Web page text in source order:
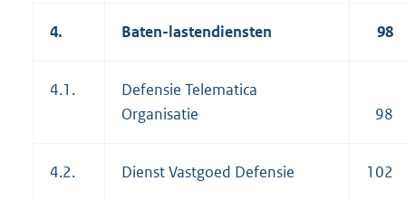
4. Baten-lastendiensten 98
4.1.
Defensie Telematica
Organisatie
98
4.2. Dienst Vastgoed Defensie 102